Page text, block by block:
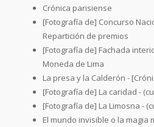
Crónica parisiense
[Fotografía de] Concurso
Repartición de premios
[Fotografía de] Fachada
Moneda de Lima
La presa y la Calderón -
[Fotografía de] La caridad -
[Fotografía de] La Limosna -
El mundo invisible o la magia